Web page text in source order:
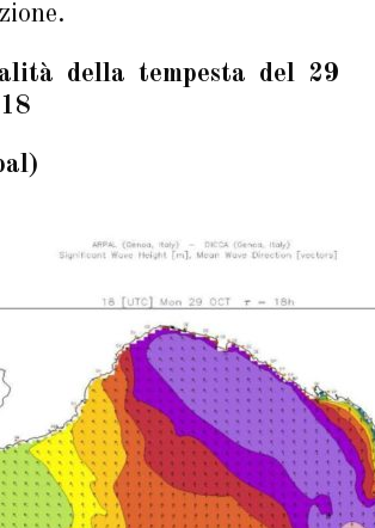
della tempesta del 29